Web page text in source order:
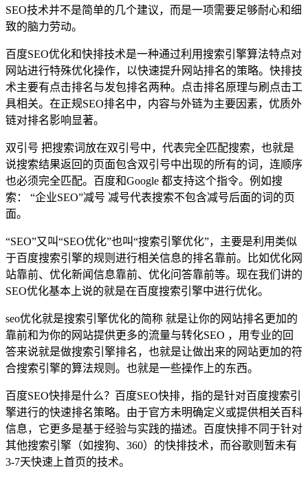
SEO技术并不是简单的几个建议，而是一项需要足够耐心和细
致的脑力劳动。
百度SEO优化和快排技术是一种通过利用搜索引擎算法特点对
网站进行特殊优化操作，以快速提升网站排名的策略。快排技
术主要有点击排名与发包排名两种。点击排名原理与刷点击工
具相关。在正规SEO排名中，内容与外链为主要因素，优质外
链对排名影响显著。
双引号 把搜索词放在双引号中，代表完全匹配搜索，也就是
说搜索结果返回的页面包含双引号中出现的所有的词，连顺序
也必须完全匹配。百度和Google 都支持这个指令。例如搜
索： “企业SEO”减号 减号代表搜索不包含减号后面的词的页
面。
“SEO”又叫“SEO优化”也叫“搜索引擎优化”，主要是利用类似
于百度搜索引擎的规则进行相关信息的排名靠前。比如优化网
站靠前、优化新闻信息靠前、优化问答靠前等。现在我们讲的
SEO优化基本上说的就是在百度搜索引擎中进行优化。
seo优化就是搜索引擎优化的简称 就是让你的网站排名更加的
靠前和为你的网站提供更多的流量与转化SEO ，用专业的回
答来说就是做搜索引擎排名，也就是让做出来的网站更加的符
合搜索引擎的算法规则。也就是一些操作上的东西。
百度SEO快排是什么？百度SEO快排，指的是针对百度搜索引
擎进行的快速排名策略。由于官方未明确定义或提供相关百科
信息，它更多是基于经验与实践的描述。百度快排不同于针对
其他搜索引擎（如搜狗、360）的快排技术，而谷歌则暂未有
3-7天快速上首页的技术。